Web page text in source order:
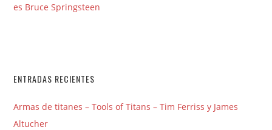
es Bruce Springsteen
ENTRADAS RECIENTES
Armas de titanes – Tools of Titans – Tim Ferriss y James
Altucher